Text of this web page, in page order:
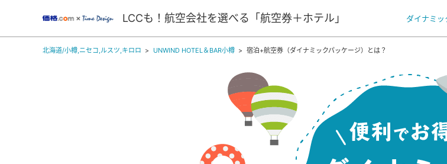
LCCも！航空会社を選べる「航空券＋ホテル」 ダイナミッ
北海道/小樽,ニセコ,ルスツ,キロロ UNWIND HOTEL＆BAR小樽 宿泊+航空券（ダイナミックパッケージ）とは？